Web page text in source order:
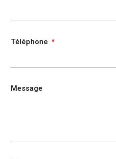
Téléphone
Message